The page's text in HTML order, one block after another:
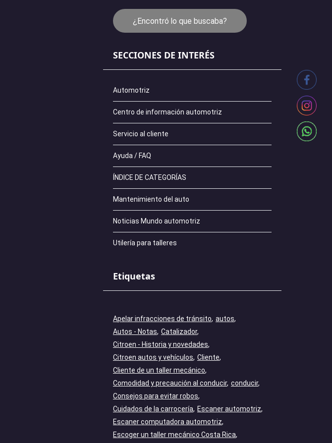
¿Encontró lo que buscaba?
SECCIONES DE INTERÉS
Automotriz
Centro de información automotriz
Servicio al cliente
Ayuda / FAQ
ÍNDICE DE CATEGORÍAS
Mantenimiento del auto
Noticias Mundo automotriz
Utilería para talleres
Etiquetas
Apelar infracciones de tránsito autos
Autos - Notas Catalizador
Citroen - Historia y novedades
Citroen autos y vehículos Cliente
Cliente de un taller mecánico
Comodidad y precaución al conducir conducir
Consejos para evitar robos
Cuidados de la carrocería
Escaner automotriz
Escaner computadora automotriz
Escoger un taller mecánico Costa Rica